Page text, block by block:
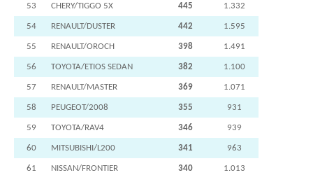
53 CHERY/TIGGO 5X 445 1.332
54 RENAULT/DUSTER 442 1.595
55 RENAULT/OROCH 398 1.491
56 TOYOTA/ETIOS SEDAN 382 1.100
57 RENAULT/MASTER 369 1.071
58 PEUGEOT/2008 355 931
59 TOYOTA/RAV4 346 939
60 MITSUBISHI/L200 341 963
61 NISSAN/FRONTIER 340 1.013